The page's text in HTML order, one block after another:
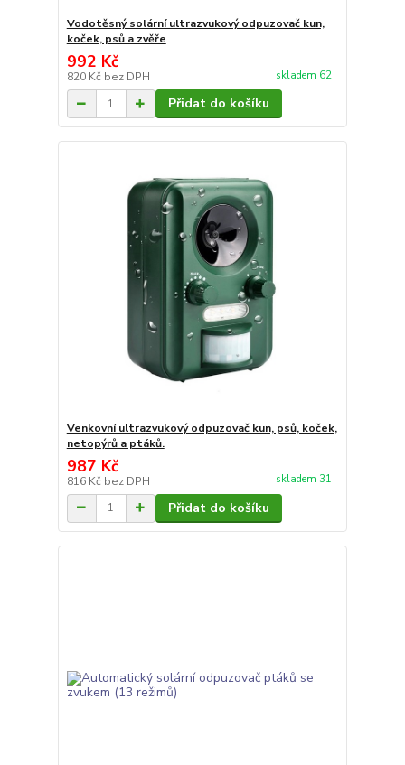
Vodotěsný solární ultrazvukový odpuzovač kun,
koček, psů a zvěře
992 Kč
820 Kč bez DPH skladem 62
Přidat do košíku
Venkovní ultrazvukový odpuzovač kun, psů, koček,
netopýrů a ptáků.
987 Kč
816 Kč bez DPH skladem 31
Přidat do košíku